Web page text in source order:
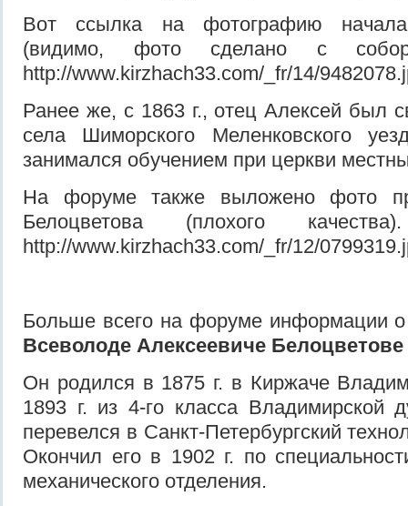
Вот ссылка на фотографию
(видимо, фото сделано с
http://www.kirzhach33.com/_fr/14/
Ранее же, с 1863 г., отец Алексей был
села Шиморского Меленковского
занимался обучением при церкви
На форуме также выложено фото
Белоцветова (плохого
http://www.kirzhach33.com/_fr/12/
Больше всего на форуме информации
Всеволоде Алексеевиче Белоцветове
Он родился в 1875 г. в Киржаче
1893 г. из 4-го класса Владимирской
перевелся в Санкт-Петербургский
Окончил его в 1902 г. по
механического отделения.